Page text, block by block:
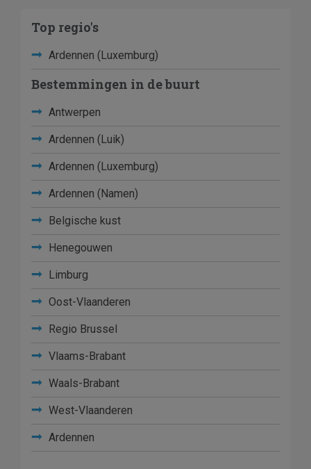
Top regio's
Ardennen (Luxemburg)
Bestemmingen in de buurt
Antwerpen
Ardennen (Luik)
Ardennen (Luxemburg)
Ardennen (Namen)
Belgische kust
Henegouwen
Limburg
Oost-Vlaanderen
Regio Brussel
Vlaams-Brabant
Waals-Brabant
West-Vlaanderen
Ardennen